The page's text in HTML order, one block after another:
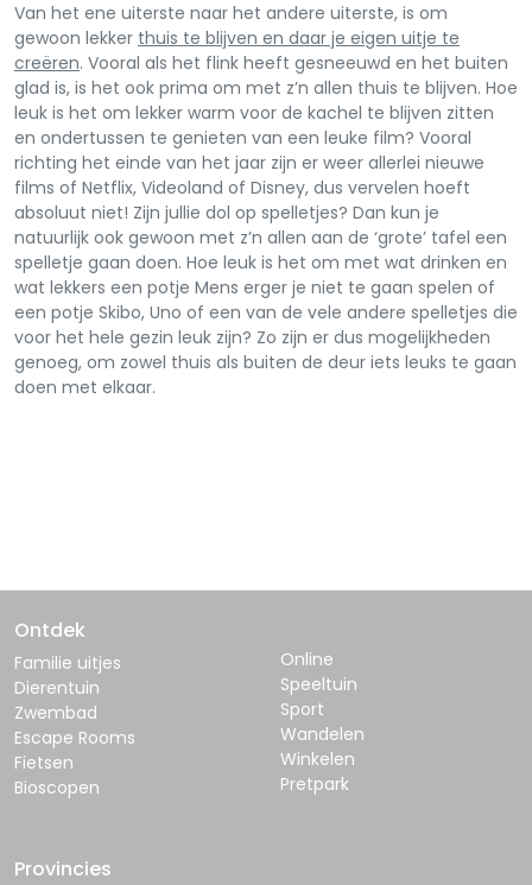
Van het ene uiterste naar het andere uiterste, is om
gewoon lekker thuis te blijven en daar je eigen uitje te
creëren. Vooral als het flink heeft gesneeuwd en het buiten
glad is, is het ook prima om met z’n allen thuis te blijven. Hoe
leuk is het om lekker warm voor de kachel te blijven zitten
en ondertussen te genieten van een leuke film? Vooral
richting het einde van het jaar zijn er weer allerlei nieuwe
films of Netflix, Videoland of Disney, dus vervelen hoeft
absoluut niet! Zijn jullie dol op spelletjes? Dan kun je
natuurlijk ook gewoon met z’n allen aan de ‘grote’ tafel een
spelletje gaan doen. Hoe leuk is het om met wat drinken en
wat lekkers een potje Mens erger je niet te gaan spelen of
een potje Skibo, Uno of een van de vele andere spelletjes die
voor het hele gezin leuk zijn? Zo zijn er dus mogelijkheden
genoeg, om zowel thuis als buiten de deur iets leuks te gaan
doen met elkaar.
Ontdek
Familie uitjes
Dierentuin
Zwembad
Escape Rooms
Fietsen
Bioscopen
Online
Speeltuin
Sport
Wandelen
Winkelen
Pretpark
Provincies